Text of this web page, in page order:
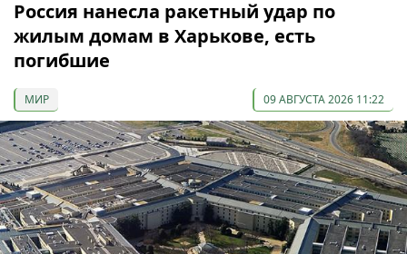
Россия нанесла ракетный удар по
жилым домам в Харькове, есть
погибшие
МИР 09 АВГУСТА 2026 11:22